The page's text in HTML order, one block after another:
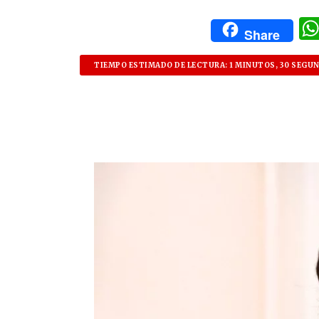
Share
TIEMPO ESTIMADO DE LECTURA: 1 MINUTOS, 30